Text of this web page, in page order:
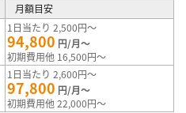
月額目安
1日当たり 2,500円～
94,800 円/月～
初期費用他 16,500円～
1日当たり 2,600円～
97,800 円/月～
初期費用他 22,000円～